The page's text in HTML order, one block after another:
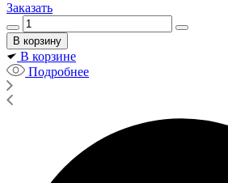
Заказать
В корзине
Подробнее